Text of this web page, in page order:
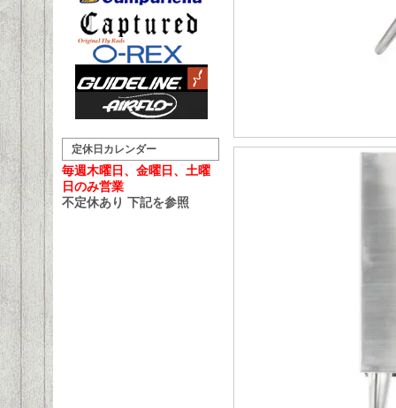
定休日カレンダー
毎週木曜日、金曜日、土曜
日のみ営業
不定休あり 下記を参照